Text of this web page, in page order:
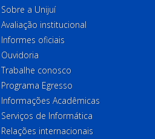
Sobre a Unijuí
Avaliação institucional
Informes oficiais
Ouvidoria
Trabalhe conosco
Programa Egresso
Informações Acadêmicas
Serviços de Informática
Relações internacionais